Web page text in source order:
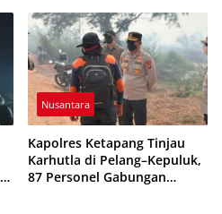
Beredar
Nusantara
Kapolres Ketapang Tinjau
Karhutla di Pelang–Kepuluk,
87 Personel Gabungan